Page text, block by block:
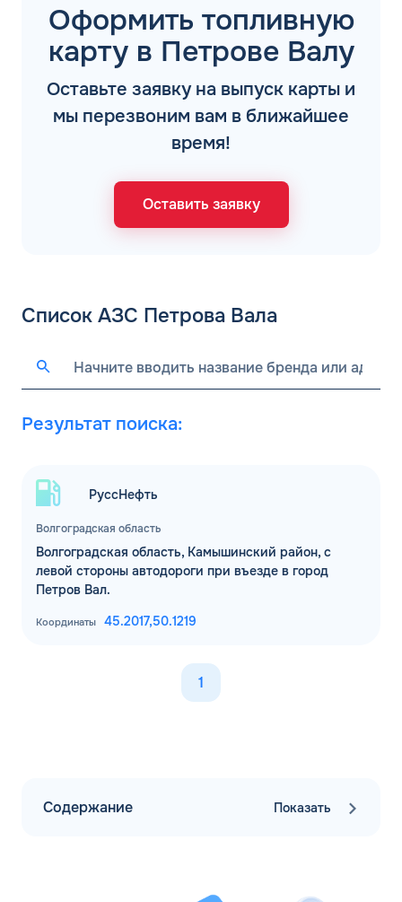
Оформить топливную
карту в Петрове Валу
Оставьте заявку на выпуск карты и
мы перезвоним вам в ближайшее
время!
Оставить заявку
Список АЗС Петрова Вала
Результат поиска:
Волгоградская область
РуссНефть
Волгоградская область, Камышинский район, с
левой стороны автодороги при въезде в город
Петров Вал.
Координаты 45.2017,50.1219
1
Содержание Показать